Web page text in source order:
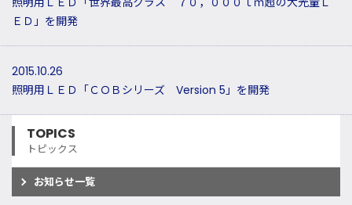
ＥＤ」を開発
2015.10.26
照明用ＬＥＤ「ＣＯＢシリーズ Version 5」を開発
TOPICS
トピックス
お知らせ一覧